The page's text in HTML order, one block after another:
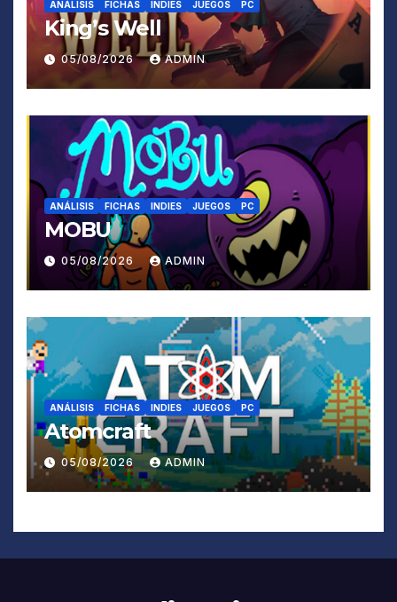
ANÁLISIS FICHAS INDIES JUEGOS PC
King’s Well
05/08/2026 ADMIN
ANÁLISIS FICHAS INDIES JUEGOS PC
MOBU
05/08/2026 ADMIN
ANÁLISIS FICHAS INDIES JUEGOS PC
Atomcraft
05/08/2026 ADMIN